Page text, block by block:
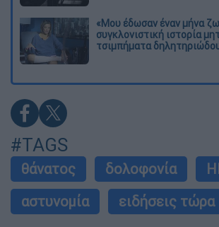
«Μου έδωσαν έναν μήνα
συγκλονιστική ιστορία
τσιμπήματα
#TAGS
θάνατος δολοφονία
αστυνομία
ειδήσεις τώρα